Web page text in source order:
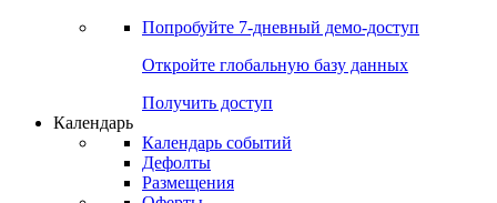
Попробуйте 7-дневный демо-доступ
Откройте глобальную базу данных
Получить доступ
Календарь
Календарь событий
Дефолты
Размещения